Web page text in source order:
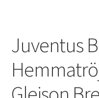
Juventus